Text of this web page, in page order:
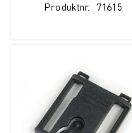
Produktnr. 71615